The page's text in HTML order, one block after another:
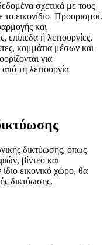
σχετικά με τους
εικονίδιο Προορισμοί.
και
επίπεδα ή λειτουργίες,
κομμάτια μέσων και
για
τη λειτουργία
δικτύωσης, όπως
βίντεο και
εικονικό χώρο, θα
δικτύωσης.